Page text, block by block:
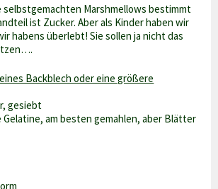
selbstgemachten Marshmellows bestimmt
ist Zucker. Aber als Kinder haben wir
habens überlebt! Sie sollen ja nicht das
Backblech oder eine größere
gesiebt
Gelatine, am besten gemahlen, aber Blätter